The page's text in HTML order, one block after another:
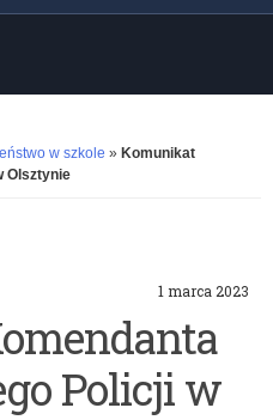
w szkole » Komunikat
Olsztynie
1 marca 2023
Policji w